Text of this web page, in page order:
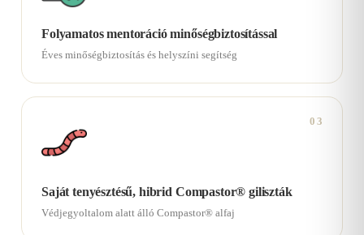
Folyamatos mentoráció minőségbiztosítással
Éves minőségbiztosítás és helyszíni segítség
03
Saját tenyésztésű, hibrid Compastor® giliszták
Védjegyoltalom alatt álló Compastor® alfaj